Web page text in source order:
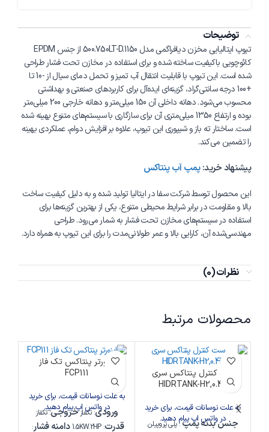
توضیحات
تیوپ ایتالیایی مخزن دیافراگمی مدل 500.750LT-D.1150 از جنس EPDM
کائوچویی باکیفیت ساخته شده و برای استفاده در مخازن تحت فشار طراحی
شده است. این تیوپ با قابلیت انتقال آب تمیز و تحمل دمای سیال از -10 تا
+100 درجه سانتی‌گراد، گزینه‌ای ایده‌آل برای کاربردهای صنعتی و بهداشتی
محسوب می‌شود. دهانه داخلی آن 150 میلی‌متر و دهانه خارجی 200 میلی‌متر
بوده و ارتفاع 1350 میلی‌متری آن برای سازگاری با سیستم‌های متنوع بهینه شده
است. ساختار ته باز و شیپوری این تیوپ، علاوه بر افزایش دوام، عملکردی بهینه
را تضمین می‌کند.
پیشنهاد خرید:پمپ آب پنتاکس
این محصول توسط شرکت سفا در ایتالیا تولید شده و به دلیل کیفیت ساخت
بالا و مقاومت در برابر شرایط محیطی متنوع، یکی از بهترین گزینه‌ها برای
استفاده در سیستم‌های مخازن تحت فشار به شمار می‌رود. طراحی
مهندسی‌شده آن، کارایی بالا و عمر طولانی‌مدت را برای این تیوپ به همراه دارد.
نظرات (0)
محصولات مرتبط
ست کنترل پنتاکس سری
HIDRTANK-H2,0.4L
به علت نوسانات قیمت، برای خرید
در واتس اپ پیام دهید.
جنس بدنه پمپ: پلی پروپیلن
اینورتر پنتاکس تک فاز
FCP111
به علت نوسانات قیمت، برای خرید
در واتس اپ پیام دهید.
ورودی: تکفازخروجی: تکفاز
قدرت: 1.5KW.2HP دامنه فشار: